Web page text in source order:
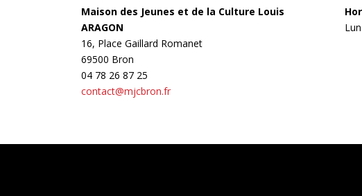
Maison des Jeunes et de la Culture Louis
ARAGON
16, Place Gaillard Romanet
69500 Bron
04 78 26 87 25
contact@mjcbron.fr